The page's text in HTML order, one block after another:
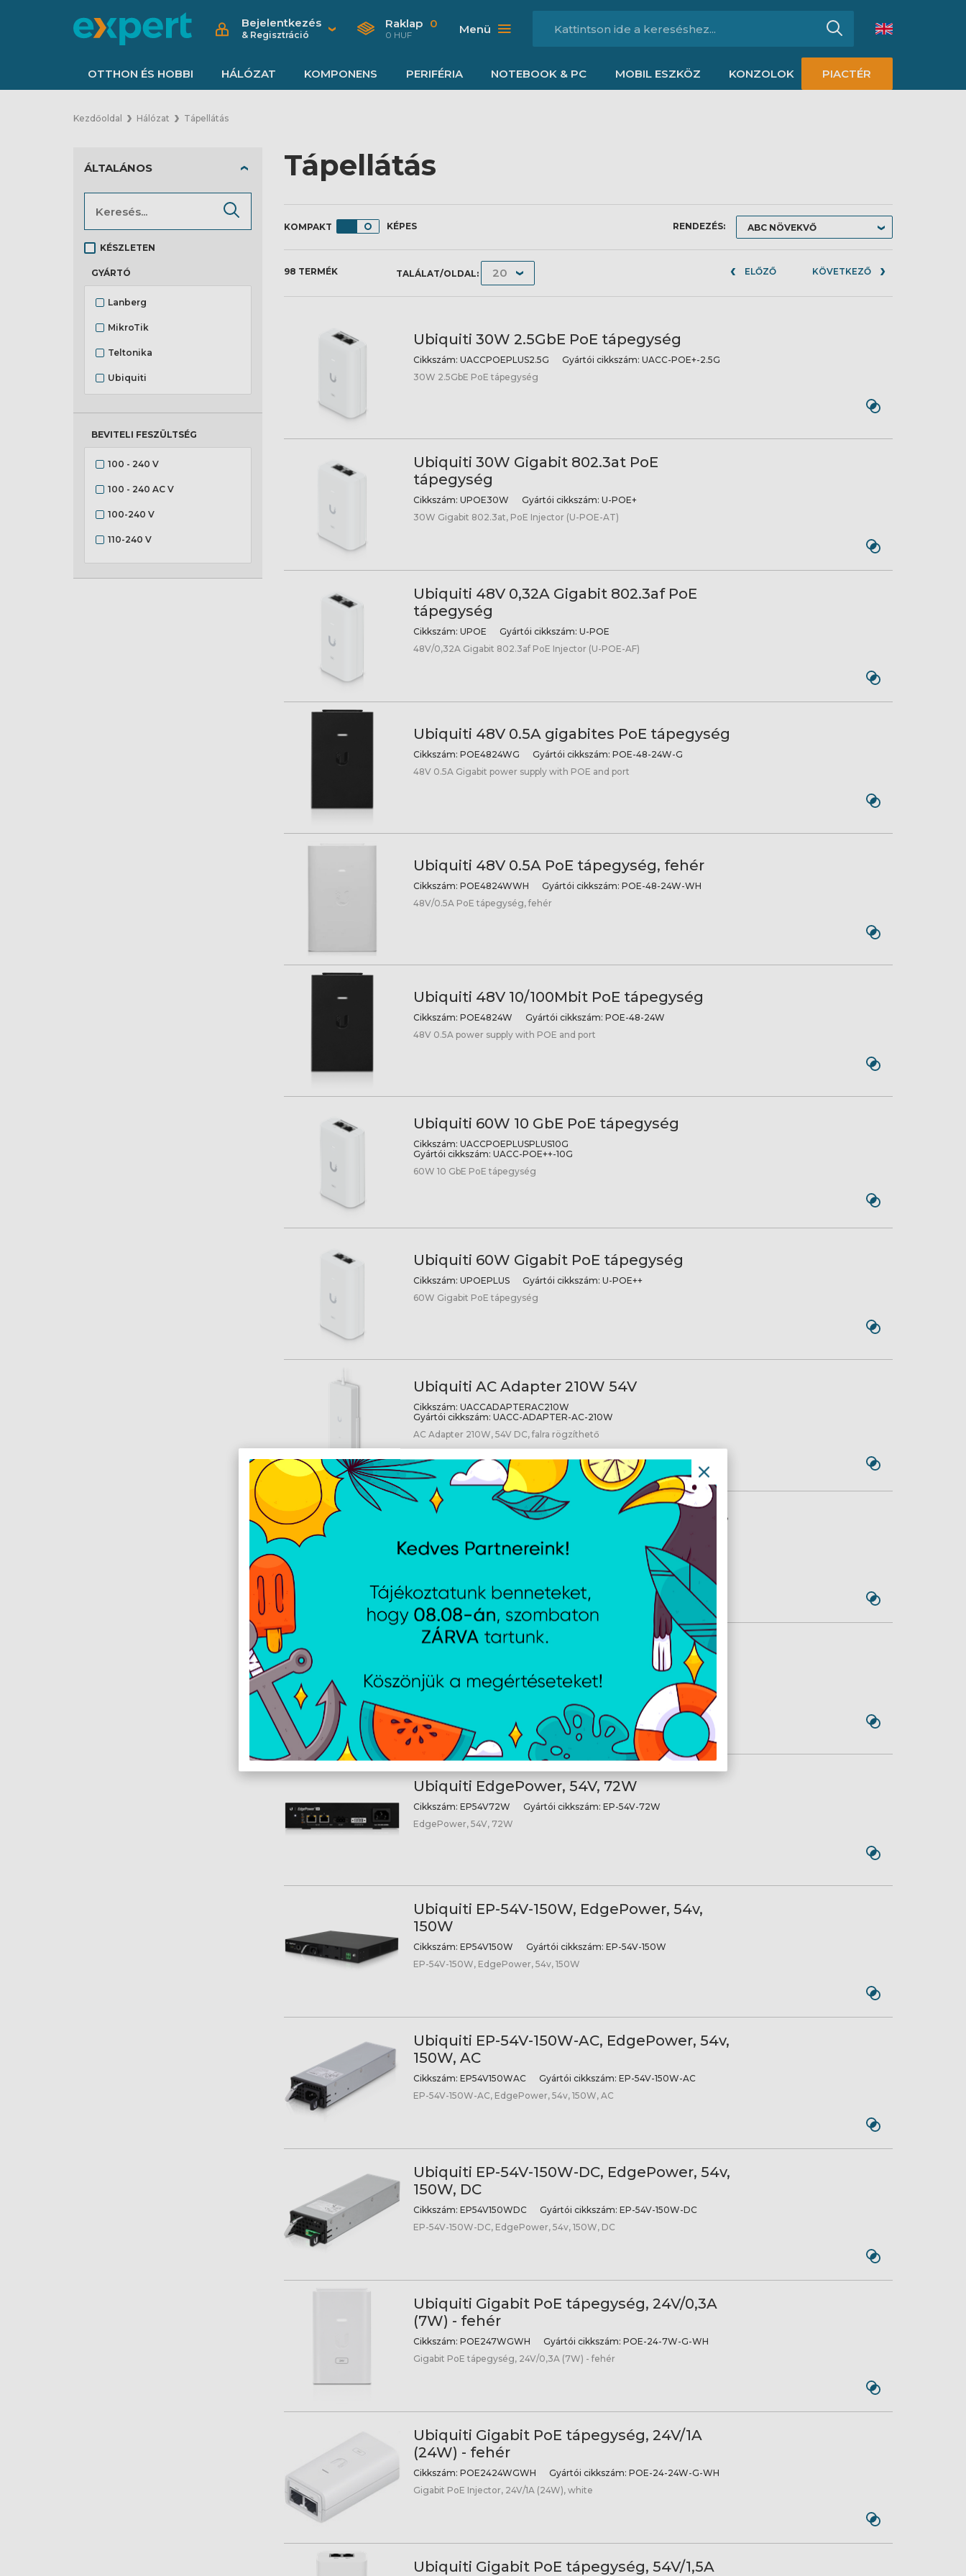
Bejelentkezés
& Regisztráció
Raklap 0
0 HUF Menü
OTTHON ÉS HOBBI HÁLÓZAT KOMPONENS PERIFÉRIA NOTEBOOK & PC MOBIL ESZKÖZ KONZOLOK PIACTÉR
Kezdőoldal Hálózat Tápellátás
Tápellátás
KÉPES RENDEZÉS:
98 TERMÉK TALÁLAT/OLDAL: ELŐZŐ KÖVETKEZŐ
Ubiquiti 30W 2.5GbE PoE tápegység
Cikkszám: UACCPOEPLUS2.5G Gyártói cikkszám: UACC-POE+-2.5G
30W 2.5GbE PoE tápegység
Ubiquiti 30W Gigabit 802.3at PoE
tápegység
Cikkszám: UPOE30W Gyártói cikkszám: U-POE+
30W Gigabit 802.3at, PoE Injector (U-POE-AT)
Ubiquiti 48V 0,32A Gigabit 802.3af PoE
tápegység
Cikkszám: UPOE Gyártói cikkszám: U-POE
48V/0,32A Gigabit 802.3af PoE Injector (U-POE-AF)
Ubiquiti 48V 0.5A gigabites PoE tápegység
Cikkszám: POE4824WG Gyártói cikkszám: POE-48-24W-G
48V 0.5A Gigabit power supply with POE and port
Ubiquiti 48V 0.5A PoE tápegység, fehér
Cikkszám: POE4824WWH Gyártói cikkszám: POE-48-24W-WH
48V/0.5A PoE tápegység, fehér
Ubiquiti 48V 10/100Mbit PoE tápegység
Cikkszám: POE4824W Gyártói cikkszám: POE-48-24W
48V 0.5A power supply with POE and port
Ubiquiti 60W 10 GbE PoE tápegység
Cikkszám: UACCPOEPLUSPLUS10G
Gyártói cikkszám: UACC-POE++-10G
60W 10 GbE PoE tápegység
Ubiquiti 60W Gigabit PoE tápegység
Cikkszám: UPOEPLUS Gyártói cikkszám: U-POE++
60W Gigabit PoE tápegység
Ubiquiti AC Adapter 210W 54V
Cikkszám: UACCADAPTERAC210W
Gyártói cikkszám: UACC-ADAPTER-AC-210W
AC Adapter 210W, 54V DC, falra rögzíthető
Ubiquiti Beltéri PoE konverter 48V 802.3af,
Cikkszám:INS3AFUSB Gyártói cikkszám:
INS-3AF-USB
Cikkszám:EP24V72W Gyártói cikkszám:EP-24V-72W
EdgePower, 24V, 72W
Ubiquiti EdgePower, 54V, 72W
Cikkszám: EP54V72W Gyártói cikkszám: EP-54V-72W
EdgePower, 54V, 72W
Ubiquiti EP-54V-150W, EdgePower, 54v,
150W
Cikkszám: EP54V150W Gyártói cikkszám: EP-54V-150W
EP-54V-150W, EdgePower, 54v, 150W
Ubiquiti EP-54V-150W-AC, EdgePower, 54v,
150W, AC
Cikkszám: EP54V150WAC Gyártói cikkszám: EP-54V-150W-AC
EP-54V-150W-AC, EdgePower, 54v, 150W, AC
Ubiquiti EP-54V-150W-DC, EdgePower, 54v,
150W, DC
Cikkszám: EP54V150WDC Gyártói cikkszám: EP-54V-150W-DC
EP-54V-150W-DC, EdgePower, 54v, 150W, DC
Ubiquiti Gigabit PoE tápegység, 24V/0,3A
(7W) - fehér
Cikkszám: POE247WGWH Gyártói cikkszám: POE-24-7W-G-WH
Gigabit PoE tápegység, 24V/0,3A (7W) - fehér
Ubiquiti Gigabit PoE tápegység, 24V/1A
(24W) - fehér
Cikkszám: POE2424WGWH Gyártói cikkszám: POE-24-24W-G-WH
Gigabit PoE Injector, 24V/1A (24W), white
Ubiquiti Gigabit PoE tápegység, 54V/1,5A
ÁLTALÁNOS
KÉSZLETEN
GYÁRTÓ
Lanberg
MikroTik
Teltonika
Ubiquiti
BEVITELI FESZÜLTSÉG
100 - 240 V
100 - 240 AC V
100-240 V
110-240 V
-36 - 57 V